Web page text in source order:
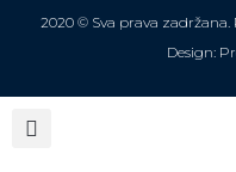
2020 © Sva prava zadržana.
Design: